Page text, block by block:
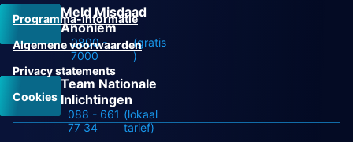
Meld Misdaad
Anoniem
0800 -
7000
(gratis
)
Team Nationale
Inlichtingen
088 - 661
77 34
(lokaal
tarief)
Programma-informatie
Algemene voorwaarden
Privacy statements
Cookies